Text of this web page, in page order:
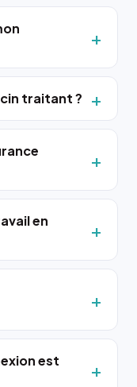
traitant ?
en
est